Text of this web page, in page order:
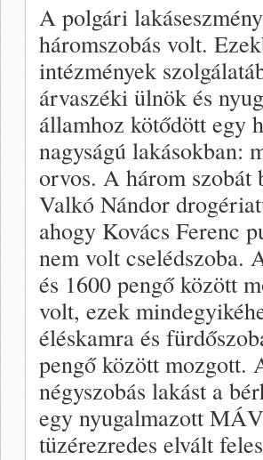
A polgári
háromszobás volt.
intézmények
árvaszéki ülnök és
államhoz kötődött egy
nagyságú lakásokban:
orvos. A három
Valkó Nándor
ahogy Kovács Ferenc
nem volt cselédszoba.
és 1600 pengő között
volt, ezek
éléskamra és
pengő között mozgott.
négyszobás lakást a
egy nyugalmazott
tüzérezredes elvált